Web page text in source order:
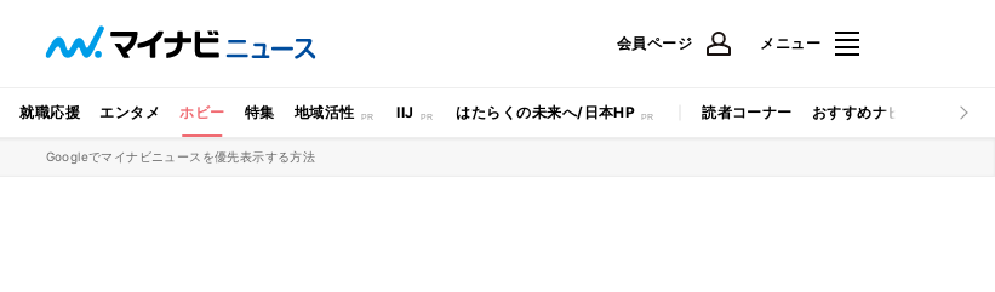
会員ページ メニュー
就職応援 エンタメ ホビー 特集 地域活性 IIJ はたらくの未来へ/日本HP 読者コーナー おすすめナビ マイナビ
Googleでマイナビニュースを優先表示する方法